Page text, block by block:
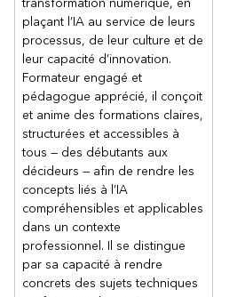
transformation numérique, en
plaçant l’IA au service de leurs
processus, de leur culture et de
leur capacité d’innovation.
Formateur engagé et
pédagogue apprécié, il conçoit
et anime des formations claires,
structurées et accessibles à
tous — des débutants aux
décideurs — afin de rendre les
concepts liés à l’IA
compréhensibles et applicables
dans un contexte
professionnel. Il se distingue
par sa capacité à rendre
concrets des sujets techniques